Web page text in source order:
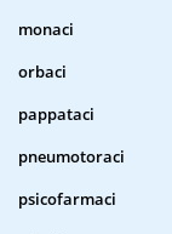
monaci
orbaci
pappataci
pneumotoraci
psicofarmaci